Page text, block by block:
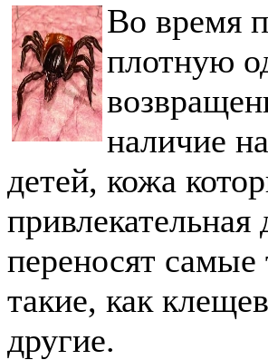
Во время
плотную
наличие
детей, кожа
переносят
такие, как
другие.